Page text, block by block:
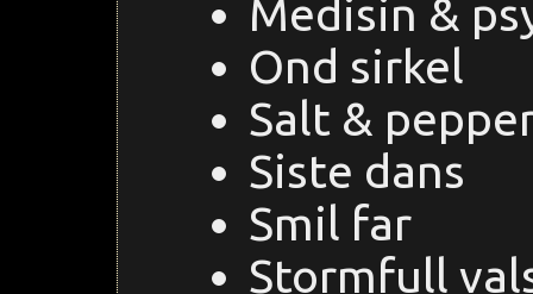
Medisin &
Ond sirkel
Salt &
Siste dans
Smil far
Stormfull